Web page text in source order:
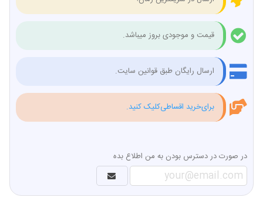
قیمت و موجودی بروز میباشد.
ارسال رایگان طبق قوانین سایت.
برای‌خرید اقساطی‌کلیک کنید.
در صورت در دسترس بودن به من اطلاع بده